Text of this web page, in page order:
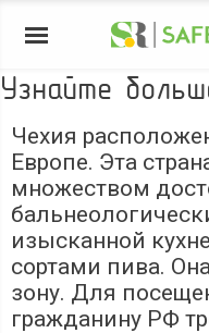
Узнайте
Чехия
Европе. Эта
множеством
изысканной
сортами пива.
зону. Для
гражданину РФ